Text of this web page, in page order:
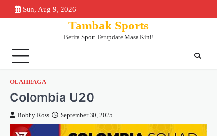
to
Sun, Aug 9, 2026
Tambak Sports
Berita Sport Terupdate Masa Kini!
OLAHRAGA
Colombia U20
Bobby Ross September 30, 2025